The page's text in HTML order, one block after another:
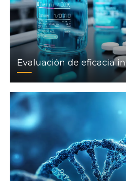
Evaluación de eficacia